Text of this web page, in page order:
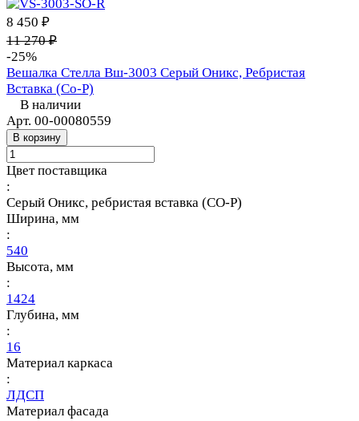
8 450 ₽
11 270 ₽
-25%
Вешалка Стелла Вш-3003 Серый Оникс, Ребристая
Вставка (Со-Р)
В наличии
Арт. 00-00080559
В корзину
Цвет поставщика
:
Серый Оникс, ребристая вставка (СО-Р)
Ширина, мм
:
540
Высота, мм
:
1424
Глубина, мм
:
16
Материал каркаса
:
ЛДСП
Материал фасада